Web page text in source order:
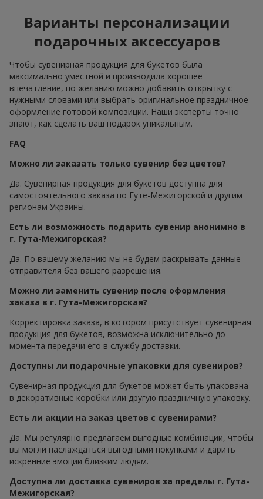
Варианты персонализации
подарочных аксессуаров
Чтобы сувенирная продукция для букетов была
максимально уместной и производила хорошее
впечатление, по желанию можно добавить открытку с
нужными словами или выбрать оригинальное праздничное
оформление готовой композиции. Наши эксперты точно
знают, как сделать ваш подарок уникальным.
FAQ
Можно ли заказать только сувенир без цветов?
Да. Сувенирная продукция для букетов доступна для
самостоятельного заказа по Гуте-Межигорской и другим
регионам Украины.
Есть ли возможность подарить сувенир анонимно в
г. Гута-Межигорская?
Да. По вашему желанию мы не будем раскрывать данные
отправителя без вашего разрешения.
Можно ли заменить сувенир после оформления
заказа в г. Гута-Межигорская?
Корректировка заказа, в котором присутствует сувенирная
продукция для букетов, возможна исключительно до
момента передачи его в службу доставки.
Доступны ли подарочные упаковки для сувениров?
Сувенирная продукция для букетов может быть упакована
в декоративные коробки или другую праздничную упаковку.
Есть ли акции на заказ цветов с сувенирами?
Да. Мы регулярно предлагаем выгодные комбинации, чтобы
вы могли наслаждаться выгодными покупками и дарить
искренние эмоции близким людям.
Доступна ли доставка сувениров за пределы г. Гута-
Межигорская?